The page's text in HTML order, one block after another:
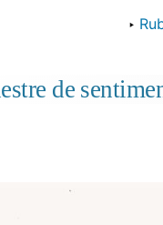
‣
de